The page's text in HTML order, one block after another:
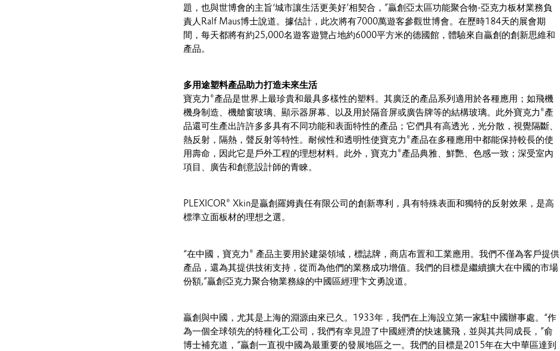
題，也與世博會的主旨‘城市讓生活更美好’相契合，”贏創亞太區功能聚合物-亞克力板材業務負
責人Ralf Maus博士說道。據估計，此次將有7000萬遊客參觀世博會。在歷時184天的展會期
間，每天都將有約25,000名遊客遊覽占地約6000平方米的德國館，體驗來自贏創的創新思維和
產品。
多用途塑料產品助力打造未來生活
寶克力®產品是世界上最珍貴和最具多樣性的塑料。其廣泛的產品系列適用於各種應用；如飛機
機身制造、機艙窗玻璃、顯示器屏幕、以及用於隔音屏或廣告牌等的結構玻璃。此外寶克力®產
品還可生產出許許多多具有不同功能和表面特性的產品；它們具有高透光，光分散，視覺隔斷、
熱反射，隔熱，聲反射等特性。耐候性和透明性使寶克力®產品在多種應用中都能保持較長的使
用壽命，因此它是戶外工程的理想材料。此外，寶克力®產品典雅、鮮艷、色感一致；深受室內
項目、廣告和創意設計師的青睞。
PLEXICOR® Xkin是贏創羅姆責任有限公司的創新專利，具有特殊表面和獨特的反射效果，是高
標準立面板材的理想之選。
“在中國，寶克力® 產品主要用於建築領域，標誌牌，商店布置和工業應用。我們不僅為客戶提供
產品，還為其提供技術支持，從而為他們的業務成功增值。我們的目標是繼續擴大在中國的市場
份額,”贏創亞克力聚合物業務線的中國區經理卞文勇說道。
贏創與中國，尤其是上海的淵源由來已久。1933年，我們在上海設立第一家駐中國辦事處。“作
為一個全球領先的特種化工公司，我們有幸見證了中國經濟的快速騰飛，並與其共同成長，”俞
博士補充道，“贏創一直視中國為最重要的發展地區之一。我們的目標是2015年在大中華區達到